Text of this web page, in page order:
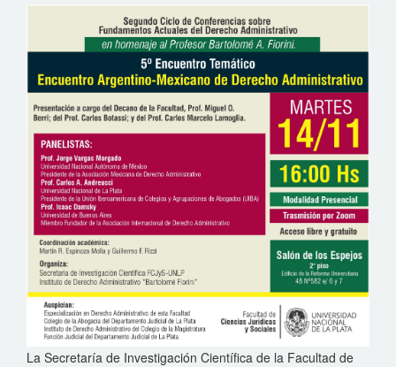
La Secretaría de Investigación Científica de la Facultad de